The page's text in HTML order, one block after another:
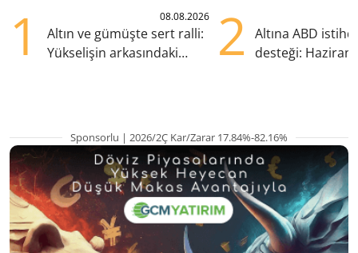
1 08.08.2026
Altın ve gümüşte sert ralli:
Yükselişin arkasındaki
2
Altına ABD
desteği:
Sponsorlu | 2026/2Ç Kar/Zarar 17.84%-82.16%